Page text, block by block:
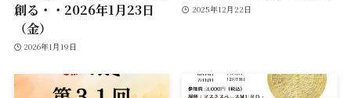
創る・・2026年1月23日
（金）
2026年1月19日
2025年12月22日